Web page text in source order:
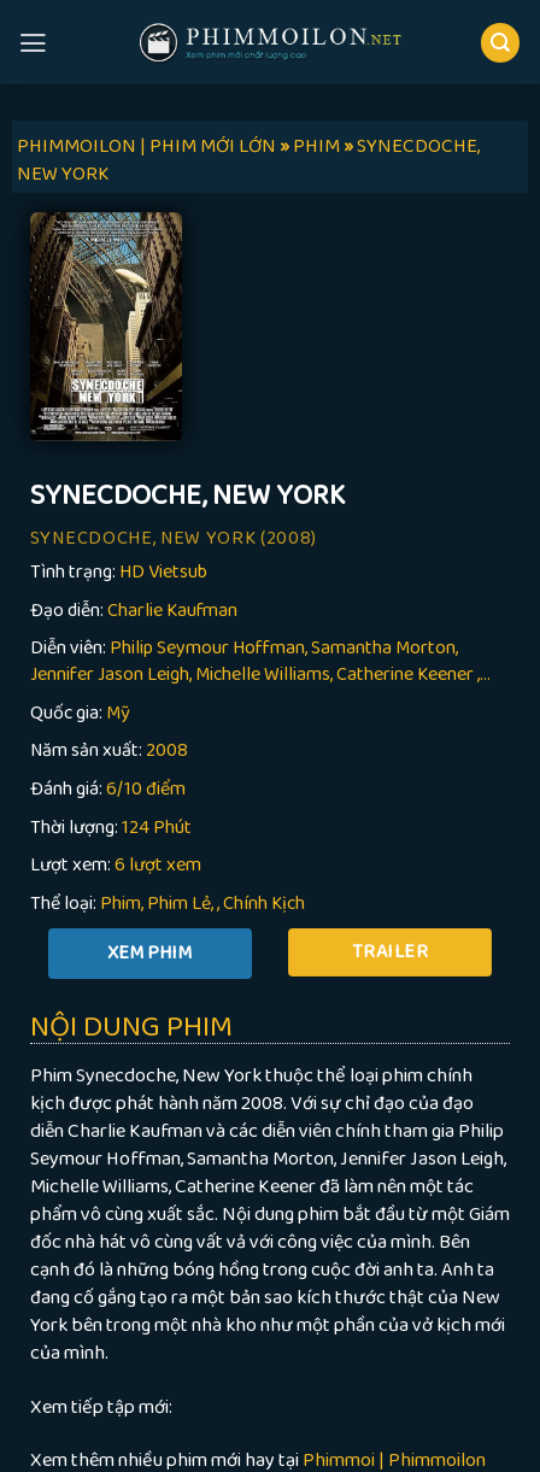
PHIMMOILON | PHIM MỚI LỚN»PHIM»SYNECDOCHE,
NEW YORK
SYNECDOCHE, NEW YORK
SYNECDOCHE, NEW YORK(2008)
Tình trạng: HD Vietsub
Đạo diễn:Charlie Kaufman
Diễn viên: Philip Seymour Hoffman, Samantha Morton,
Jennifer Jason Leigh, Michelle Williams, Catherine Keener ,...
Quốc gia: Mỹ
Năm sản xuất: 2008
Đánh giá:6/10 điểm
Thời lượng:124 Phút
Lượt xem:6 lượt xem
Thể loại: Phim Phim Lẻ ,Chính Kịch
TRAILER
NỘI DUNG PHIM
Phim Synecdoche, New York thuộc thể loại phim chính
kịch được phát hành năm 2008. Với sự chỉ đạo của đạo
diễn Charlie Kaufman và các diễn viên chính tham gia Philip
Seymour Hoffman, Samantha Morton, Jennifer Jason Leigh,
Michelle Williams, Catherine Keener đã làm nên một tác
phẩm vô cùng xuất sắc. Nội dung phim bắt đầu từ một Giám
đốc nhà hát vô cùng vất vả với công việc của mình. Bên
cạnh đó là những bóng hồng trong cuộc đời anh ta. Anh ta
đang cố gắng tạo ra một bản sao kích thước thật của New
York bên trong một nhà kho như một phần của vở kịch mới
của mình.
Xem tiếp tập mới:
Xem thêm nhiều phim mới hay tạiPhimmoi | Phimmoilon